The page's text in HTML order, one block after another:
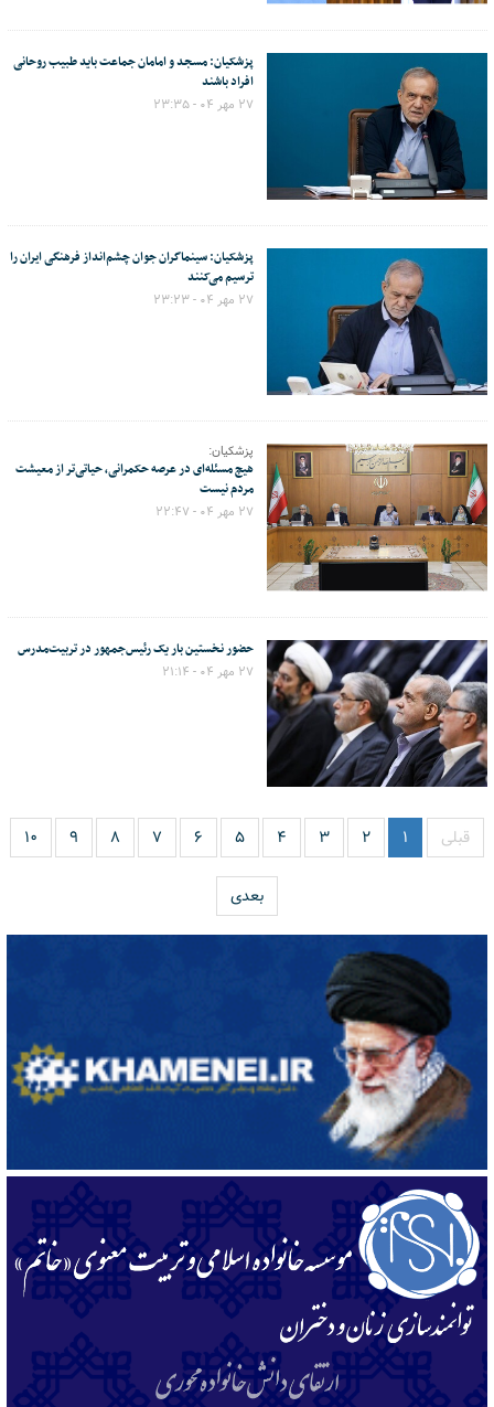
پزشکیان: مسجد و امامان جماعت باید طبیب روحانی
افراد باشند
۲۷ مهر ۰۴ - ۲۳:۳۵
پزشکیان: سینماگران جوان چشم‌انداز فرهنگی ایران را
ترسیم می‌کنند
۲۷ مهر ۰۴ - ۲۳:۲۳
پزشکیان:
هیچ مسئله‌ای در عرصه حکمرانی، حیاتی‌تر از معیشت
مردم نیست
۲۷ مهر ۰۴ - ۲۲:۴۷
حضور نخستین بار یک رئیس‌جمهور در تربیت‌مدرس
۲۷ مهر ۰۴ - ۲۱:۱۴
قبلی ۱ ۲ ۳ ۴ ۵ ۶ ۷ ۸ ۹ ۱۰
بعدی